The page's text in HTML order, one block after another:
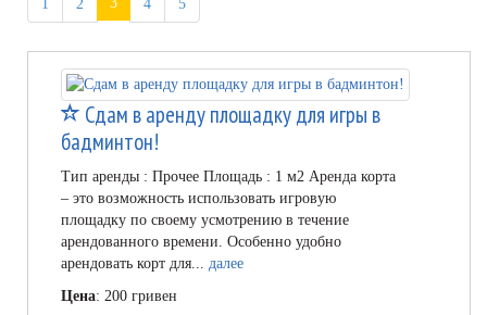
1 2 4 5
Сдам в аренду площадку для игры в
бадминтон!
Тип аренды : Прочее Площадь : 1 м2 Аренда корта
– это возможность использовать игровую
площадку по своему усмотрению в течение
арендованного времени. Особенно удобно
арендовать корт для... далее
Цена: 200 гривен